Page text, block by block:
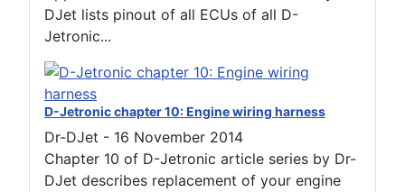
DJet lists pinout of all ECUs of all D-
Jetronic...
D-Jetronic chapter 10: Engine wiring harness
Dr-DJet - 16 November 2014
Chapter 10 of D-Jetronic article series by Dr-
DJet describes replacement of your engine